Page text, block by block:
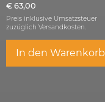
€ 63,00
Preis inklusive Umsatzsteuer
zuzüglich Versandkosten.
In den Warenkorb